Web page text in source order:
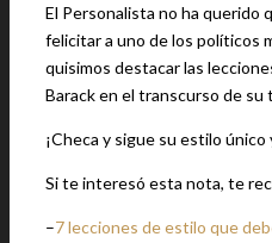
El Personalista no ha querido
felicitar a uno de los políticos
quisimos destacar las
Barack en el transcurso de
¡Checa y sigue su estilo
Si te interesó esta nota, te
–7 lecciones de estilo que